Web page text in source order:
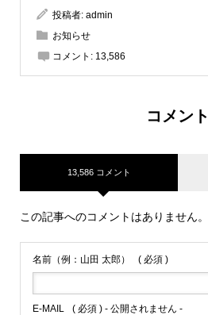
投稿者: admin
お知らせ
コメント: 13,586
コメント
13,586 コメント
この記事へのコメントはありません。
名前（例：山田 太郎） ( 必須 )
E-MAIL ( 必須 ) - 公開されません -